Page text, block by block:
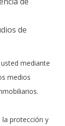
de
mediante
medios
protección y